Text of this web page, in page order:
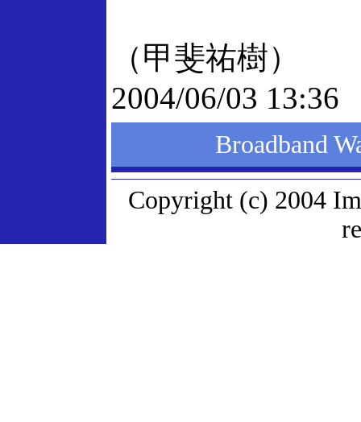
（甲斐祐樹）
2004/06/03 13:36
Broadband
Copyright (c) 2004